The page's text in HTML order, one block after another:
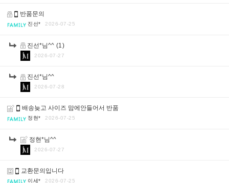
반품문의
진선* 2026-07-25
진선*님^^ (1)
2026-07-27
진선*님^^
2026-07-28
배송늦고 사이즈 맘에안들어서 반품
정현* 2026-07-25
정현*님^^
2026-07-27
교환문의입니다
이세* 2026-07-25